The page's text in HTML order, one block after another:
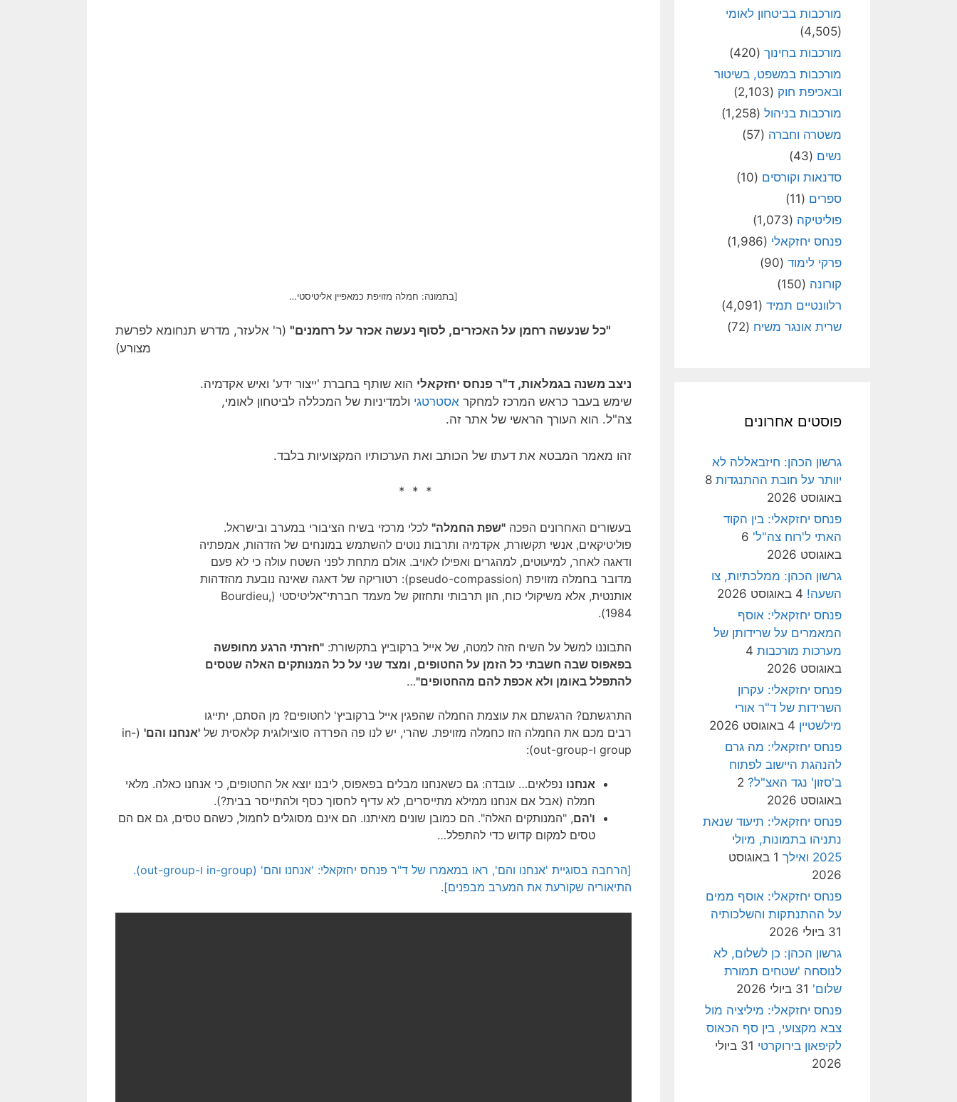
[בתמונה: חמלה מזויפת כמאפיין אליטיסטי…
"כל שנעשה רחמן על האכזרים, לסוף נעשה אכזר על רחמנים" (ר' אלעזר, מדרש תנחומא לפרשת
מצורע)
ניצב משנה בגמלאות, ד"ר פנחס יחזקאלי הוא שותף בחברת 'ייצור ידע' ואיש אקדמיה.
שימש בעבר כראש המרכז למחקר אסטרטגי ולמדיניות של המכללה לביטחון לאומי,
צה"ל. הוא העורך הראשי של אתר זה.
זהו מאמר המבטא את דעתו של הכותב ואת הערכותיו המקצועיות בלבד.
* * *
בעשורים האחרונים הפכה "שפת החמלה" לכלי מרכזי בשיח הציבורי במערב ובישראל.
פוליטיקאים, אנשי תקשורת, אקדמיה ותרבות נוטים להשתמש במונחים של הזדהות, אמפתיה
ודאגה לאחר, למיעוטים, למהגרים ואפילו לאויב. אולם מתחת לפני השטח עולה כי לא פעם
מדובר בחמלה מזויפת (pseudo-compassion): רטוריקה של דאגה שאינה נובעת מהזדהות
אותנטית, אלא משיקולי כוח, הון תרבותי ותחזוק של מעמד חברתי־אליטיסטי (Bourdieu,
1984).
התבוננו למשל על השיח הזה למטה, של אייל ברקוביץ בתקשורת: "חזרתי הרגע מחופשה
בפאפוס שבה חשבתי כל הזמן על החטופים, ומצד שני על כל המנותקים האלה שטסים
להתפלל באומן ולא אכפת להם מהחטופים"…
התרגשתם? הרגשתם את עוצמת החמלה שהפגין אייל ברקוביץ' לחטופים? מן הסתם, יתייגו
רבים מכם את החמלה הזו כחמלה מזויפת. שהרי, יש לנו פה הפרדה סוציולוגית קלאסית של 'אנחנו והם' (in-
group ו-out-group):
אנחנו נפלאים… עובדה: גם כשאנחנו מבלים בפאפוס, ליבנו יוצא אל החטופים, כי אנחנו כאלה. מלאי
חמלה (אבל אם אנחנו ממילא מתייסרים, לא עדיף לחסוך כסף ולהתייסר בבית?).
ו'הם, "המנותקים האלה". הם כמובן שונים מאיתנו. הם אינם מסוגלים לחמול, כשהם טסים, גם אם הם
טסים למקום קדוש כדי להתפלל…
[הרחבה בסוגיית 'אנחנו והם', ראו במאמרו של ד"ר פנחס יחזקאלי: 'אנחנו והם' (in-group ו-out-group).
התיאוריה שקורעת את המערב מבפנים].
מורכבות בביטחון לאומי
(4,505)
מורכבות בחינוך (420)
מורכבות במשפט, בשיטור
ובאכיפת חוק (2,103)
מורכבות בניהול (1,258)
משטרה וחברה (57)
נשים (43)
סדנאות וקורסים (10)
ספרים (11)
פוליטיקה (1,073)
פנחס יחזקאלי (1,986)
פרקי לימוד (90)
קורונה (150)
רלוונטיים תמיד (4,091)
שרית אונגר משיח (72)
פוסטים אחרונים
גרשון הכהן: חיזבאללה לא
יוותר על חובת ההתנגדות 8
באוגוסט 2026
פנחס יחזקאלי: בין הקוד
האתי ל'רוח צה"ל' 6
באוגוסט 2026
גרשון הכהן: ממלכתיות, צו
השעה! 4 באוגוסט 2026
פנחס יחזקאלי: אוסף
המאמרים על שרידותן של
מערכות מורכבות 4
באוגוסט 2026
פנחס יחזקאלי: עקרון
השרידות של ד"ר אורי
מילשטיין 4 באוגוסט 2026
פנחס יחזקאלי: מה גרם
להנהגת היישוב לפתוח
ב'סזון' נגד האצ"ל? 2
באוגוסט 2026
פנחס יחזקאלי: תיעוד שנאת
נתניהו בתמונות, מיולי
2025 ואילך
1 באוגוסט
2026
פנחס יחזקאלי: אוסף ממים
על ההתנתקות והשלכותיה
31 ביולי 2026
גרשון הכהן: כן לשלום, לא
לנוסחה 'שטחים תמורת
שלום' 31 ביולי 2026
פנחס יחזקאלי: מיליציה מול
צבא מקצועי, בין סף הכאוס
לקיפאון בירוקרטי
31 ביולי
2026